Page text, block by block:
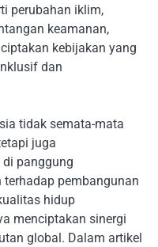
perubahan iklim,
keamanan,
kebijakan yang
dan
tidak semata-mata
juga
panggung
pembangunan
hidup
menciptakan sinergi
global. Dalam artikel